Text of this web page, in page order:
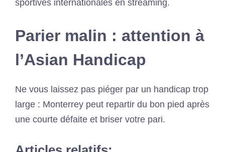
sportives internationales en streaming.
Parier malin : attention à
l’Asian Handicap
Ne vous laissez pas piéger par un handicap trop
large : Monterrey peut repartir du bon pied après
une courte défaite et briser votre pari.